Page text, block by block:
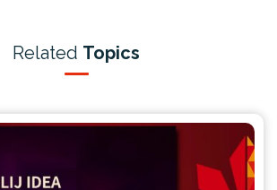
Related Topics